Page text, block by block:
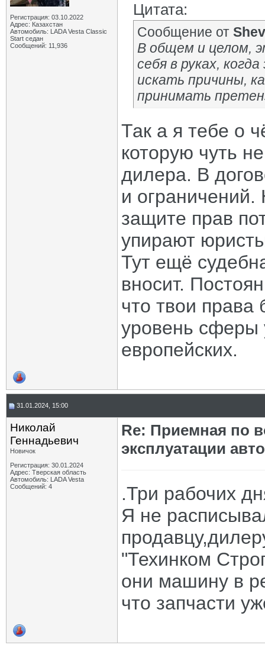
Регистрация: 03.10.2022
Адрес: Казахстан
Автомобиль: LADA Vesta Classic
Start седан
Сообщений: 11,936
Цитата:
Сообщение от
В общем и целом,
себя в руках,
искать причины,
принимать
Так а я тебе о
которую чуть
дилера. В
и
защите прав
упирают
Тут ещё
вносит.
что твои права
уровень сферы
европейских.
31.01.2024, 15:00
Николай
Геннадьевич
Новичок
Регистрация: 30.01.2024
Адрес: Тверская область
Автомобиль: LADA Vesta
Сообщений: 4
Re: Приемная по
эксплуатации
.Три рабочих
Я не
"Техинком
они машину в
что запчасти